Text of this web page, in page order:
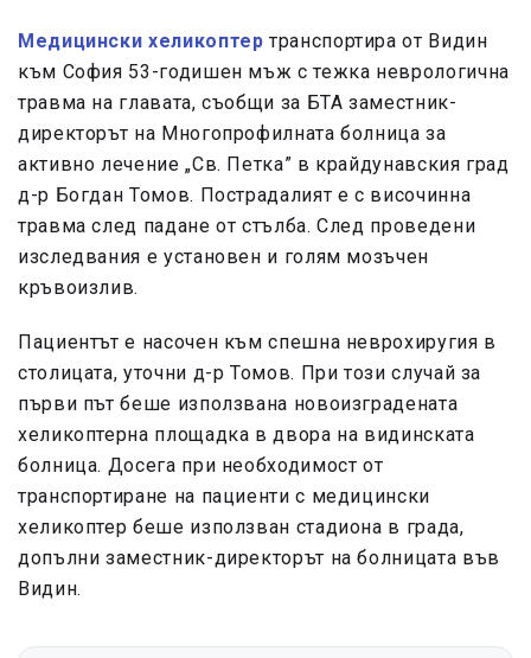
Медицински хеликоптер транспортира от Видин
към София 53-годишен мъж с тежка неврологична
травма на главата, съобщи за БТА заместник-
директорът на Многопрофилната болница за
активно лечение „Св. Петка” в крайдунавския град
д-р Богдан Томов. Пострадалият е с височинна
травма след падане от стълба. След проведени
изследвания е установен и голям мозъчен
кръвоизлив.
Пациентът е насочен към спешна неврохиругия в
столицата, уточни д-р Томов. При този случай за
първи път беше използвана новоизградената
хеликоптерна площадка в двора на видинската
болница. Досега при необходимост от
транспортиране на пациенти с медицински
хеликоптер беше използван стадиона в града,
допълни заместник-директорът на болницата във
Видин.